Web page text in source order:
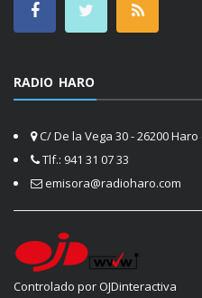
RADIO HARO
C/ De la Vega 30 - 26200 Haro
Tlf.: 941 31 07 33
emisora@radioharo.com
Controlado por OJDinteractiva